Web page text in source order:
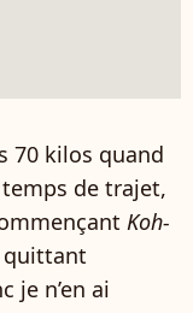
70 kilos quand
de trajet,
Koh-
quittant
je n’en ai